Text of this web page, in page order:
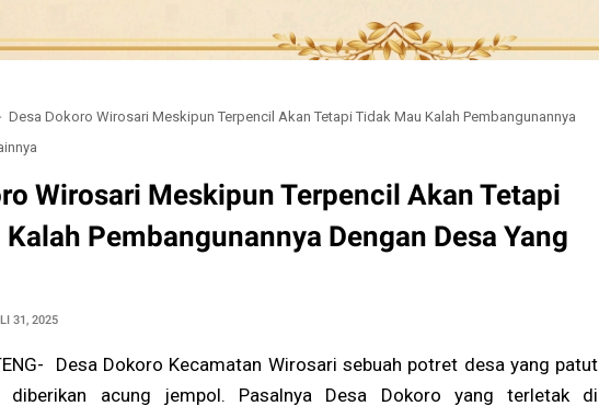
Desa Dokoro Wirosari Meskipun Terpencil Akan Tetapi Tidak Mau Kalah Pembangunannya
Wirosari Meskipun Terpencil Akan Tetapi
Pembangunannya Dengan Desa Yang
31, 2025
Desa Dokoro Kecamatan Wirosari sebuah potret desa yang patut
diberikan acung jempol. Pasalnya Desa Dokoro yang terletak di